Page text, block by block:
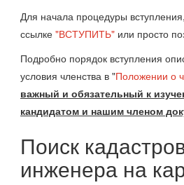
Для начала процедуры
ссылке "ВСТУПИТЬ" или просто
Подробно порядок вступления
условия членства в "Положении о
важный и обязательный к
кандидатом и нашим членом
Поиск
инженера на